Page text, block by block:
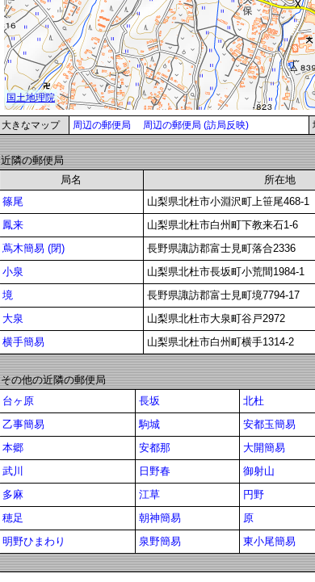
大きなマップ 周辺の郵便局 周辺の郵便局 (訪局反映)
近隣の郵便局
局名
所在地
篠尾
山梨県北杜市小淵沢町上笹尾468-1
鳳来
山梨県北杜市白州町下教来石1-6
蔦木簡易 (閉)
長野県諏訪郡富士見町落合2336
小泉
山梨県北杜市長坂町小荒間1984-1
境
長野県諏訪郡富士見町境7794-17
大泉
山梨県北杜市大泉町谷戸2972
横手簡易
山梨県北杜市白州町横手1314-2
その他の近隣の郵便局
台ヶ原
長坂 北杜
乙事簡易
駒城 安都玉簡易
本郷
安都那 大開簡易
武川
日野春 御射山
多麻
江草 円野
穂足
朝神簡易 原
明野ひまわり
泉野簡易 東小尾簡易